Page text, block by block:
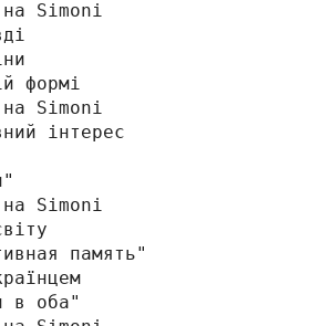
Simonі
формі
Simonі
інтерес
Simonі
память"
в оба"